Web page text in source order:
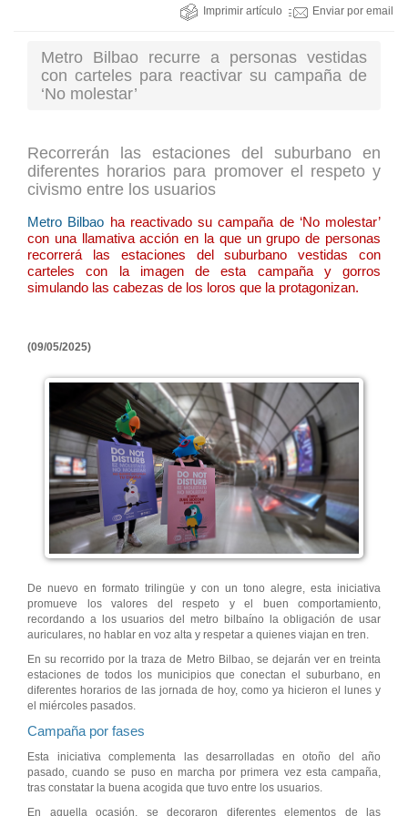
Imprimir artículo Enviar por email
Metro Bilbao recurre a personas vestidas
con carteles para reactivar su campaña de
‘No molestar’
Recorrerán las estaciones del suburbano en
diferentes horarios para promover el respeto y
civismo entre los usuarios
Metro Bilbao ha reactivado su campaña de ‘No molestar’
con una llamativa acción en la que un grupo de personas
recorrerá las estaciones del suburbano vestidas con
carteles con la imagen de esta campaña y gorros
simulando las cabezas de los loros que la protagonizan.
(09/05/2025)
De nuevo en formato trilingüe y con un tono alegre, esta iniciativa
promueve los valores del respeto y el buen comportamiento,
recordando a los usuarios del metro bilbaíno la obligación de usar
auriculares, no hablar en voz alta y respetar a quienes viajan en tren.
En su recorrido por la traza de Metro Bilbao, se dejarán ver en treinta
estaciones de todos los municipios que conectan el suburbano, en
diferentes horarios de las jornada de hoy, como ya hicieron el lunes y
el miércoles pasados.
Campaña por fases
Esta iniciativa complementa las desarrolladas en otoño del año
pasado, cuando se puso en marcha por primera vez esta campaña,
tras constatar la buena acogida que tuvo entre los usuarios.
En aquella ocasión, se decoraron diferentes elementos de las